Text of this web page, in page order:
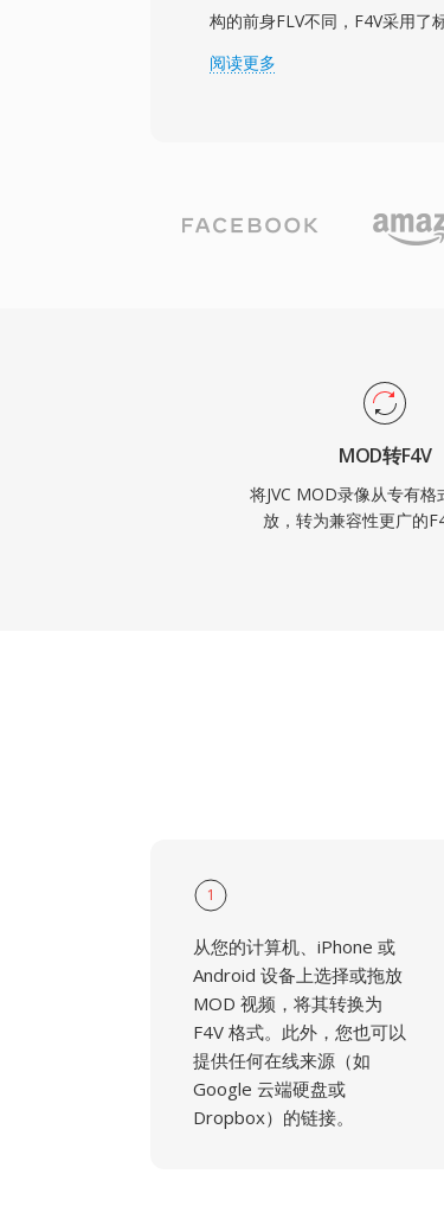
构的前身FLV不同，F4V采用
其与其他媒体工具和工作流具
输的大量高质量视频内容。该
输，为内容发布商提供灵活的
阅读更多
MOD转F4V
将JVC MOD录像从专有格
放，转为兼容性更广的
1
从您的计算机、iPhone 或
Android 设备上选择或拖放
MOD 视频，将其转换为
F4V 格式。此外，您也可以
提供任何在线来源（如
Google 云端硬盘或
Dropbox）的链接。